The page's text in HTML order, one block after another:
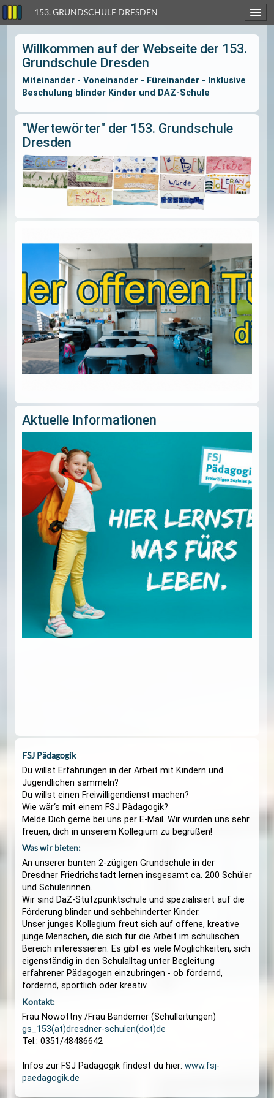
153. GRUNDSCHULE DRESDEN
Willkommen auf der Webseite
Grundschule Dresden
Miteinander - Voneinander - Füreinander -
Beschulung blinder Kinder und DAZ-Schule
"Wertewörter" der 153.
Dresden
Aktuelle Informationen
FSJ Pädagogik
Du willst Erfahrungen in der Arbeit mit Kindern
Jugendlichen sammeln?
Du willst einen Freiwilligendienst machen?
Wie wär‘s mit einem FSJ Pädagogik?
Melde Dich gerne bei uns per E-Mail. Wir würden
freuen, dich in unserem Kollegium zu begrüßen!
Was wir bieten:
An unserer bunten 2-zügigen Grundschule in der
Dresdner Friedrichstadt lernen insgesamt ca.